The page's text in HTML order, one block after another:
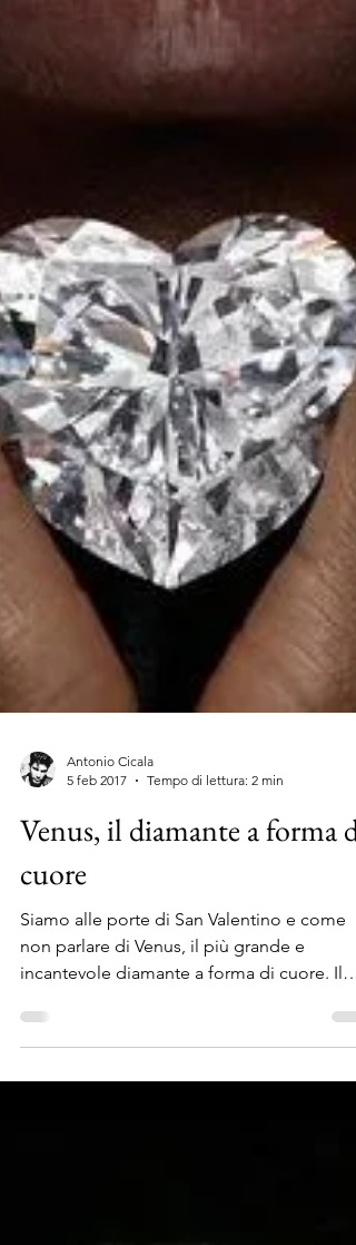
Antonio Cicala
5 feb 2017
Venus, il diamante a forma di
cuore
Siamo alle porte di San Valentino e come
non parlare di Venus, il più grande e
incantevole diamante a forma di cuore. Il